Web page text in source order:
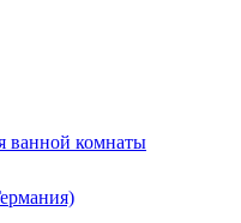
ванной комнаты